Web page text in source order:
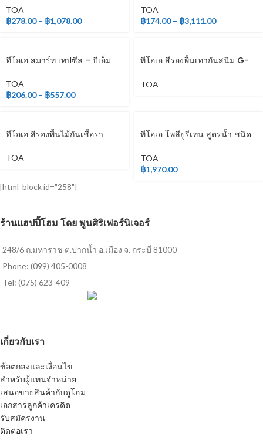
TOA
฿278.00 – ฿1,078.00
TOA
฿174.00 – ฿3,111.00
ทีโอเอ สมาร์ท เทปซีล – บีเอ็ม
TOA
฿206.00 – ฿557.00
ทีโอเอ สีรองพื้นเทากันสนิม G-
TOA
ทีโอเอ สีรองพื้นไม้กันเชื้อรา
TOA
ทีโอเอ โพลียูรีเทน สูตรน้ำ ชนิด
TOA
฿1,970.00
[html_block id="258"]
ร้านแฮปปี้โฮม โดย พูนศิริเฟอร์นิเจอร์
248/6 ถ.มหาราช ต.ปากน้ำ อ.เมือง จ. กระบี่ 81000
Phone: (099) 405-0008
Tel: (075) 623-409
เกี่ยวกับเรา
ข้อตกลงและเงื่อนไข
สำหรับผู้แทนจำหน่าย
เสนอขายสินค้ากับดูโฮม
เอกสารลูกค้าเครดิต
รับสมัครงาน
ติดต่อเรา